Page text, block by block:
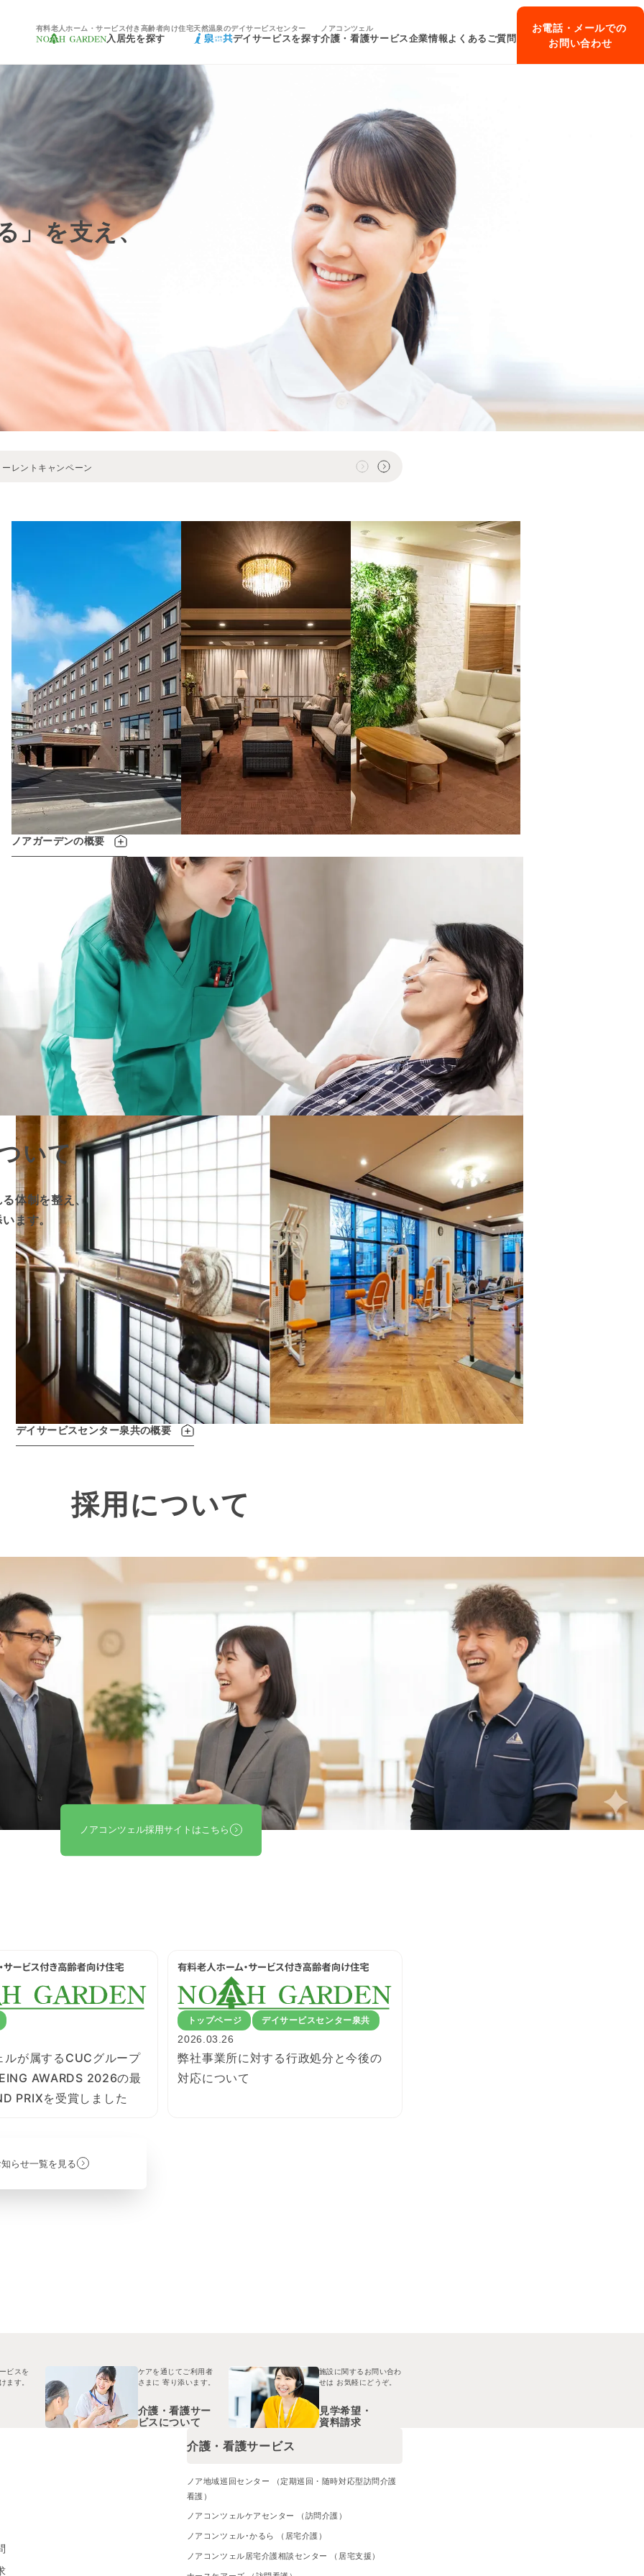
有料老人ホーム・サービス付き高齢者向け住宅
入居先を探す
天然温泉のデイサービスセンター
デイサービスを探す
ノアコンツェル
介護・看護サービス企業情報よくあるご質問
お電話・メールでの
お問い合わせ
」を支え、
レントキャンペーン
ノアガーデンの概要
いて
体制を整え、
ます。
デイサービスセンター泉共の概要
採用について
ノアコンツェル採用サイトはこちら
ルが属するCUCグループ
AWARDS 2026の最
PRIXを受賞しました
トップページ デイサービスセンター泉共
2026.03.26
弊社事業所に対する行政処分と今後の
対応について
らせ一覧を見る
ビスを
ます。
ケアを通じてご利用者
さまに寄り添います。
介護・看護サー
ビスについて
施設に関するお問い合わ
せは お気軽にどうぞ。
見学希望・
資料請求
介護・看護サービス
ノア地域巡回センター （定期巡回・随時対応型訪問介護
看護）
ノアコンツェルケアセンター （訪問介護）
ノアコンツェル･かるら （居宅介護）
ノアコンツェル居宅介護相談センター （居宅支援）